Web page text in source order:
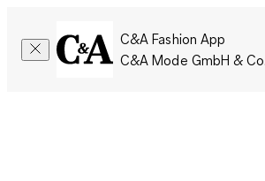
C&A Fashion App
C&A Mode GmbH &